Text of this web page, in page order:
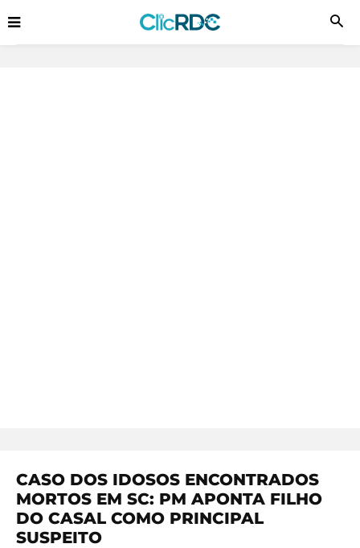
CASO DOS IDOSOS ENCONTRADOS
MORTOS EM SC: PM APONTA FILHO
DO CASAL COMO PRINCIPAL
SUSPEITO